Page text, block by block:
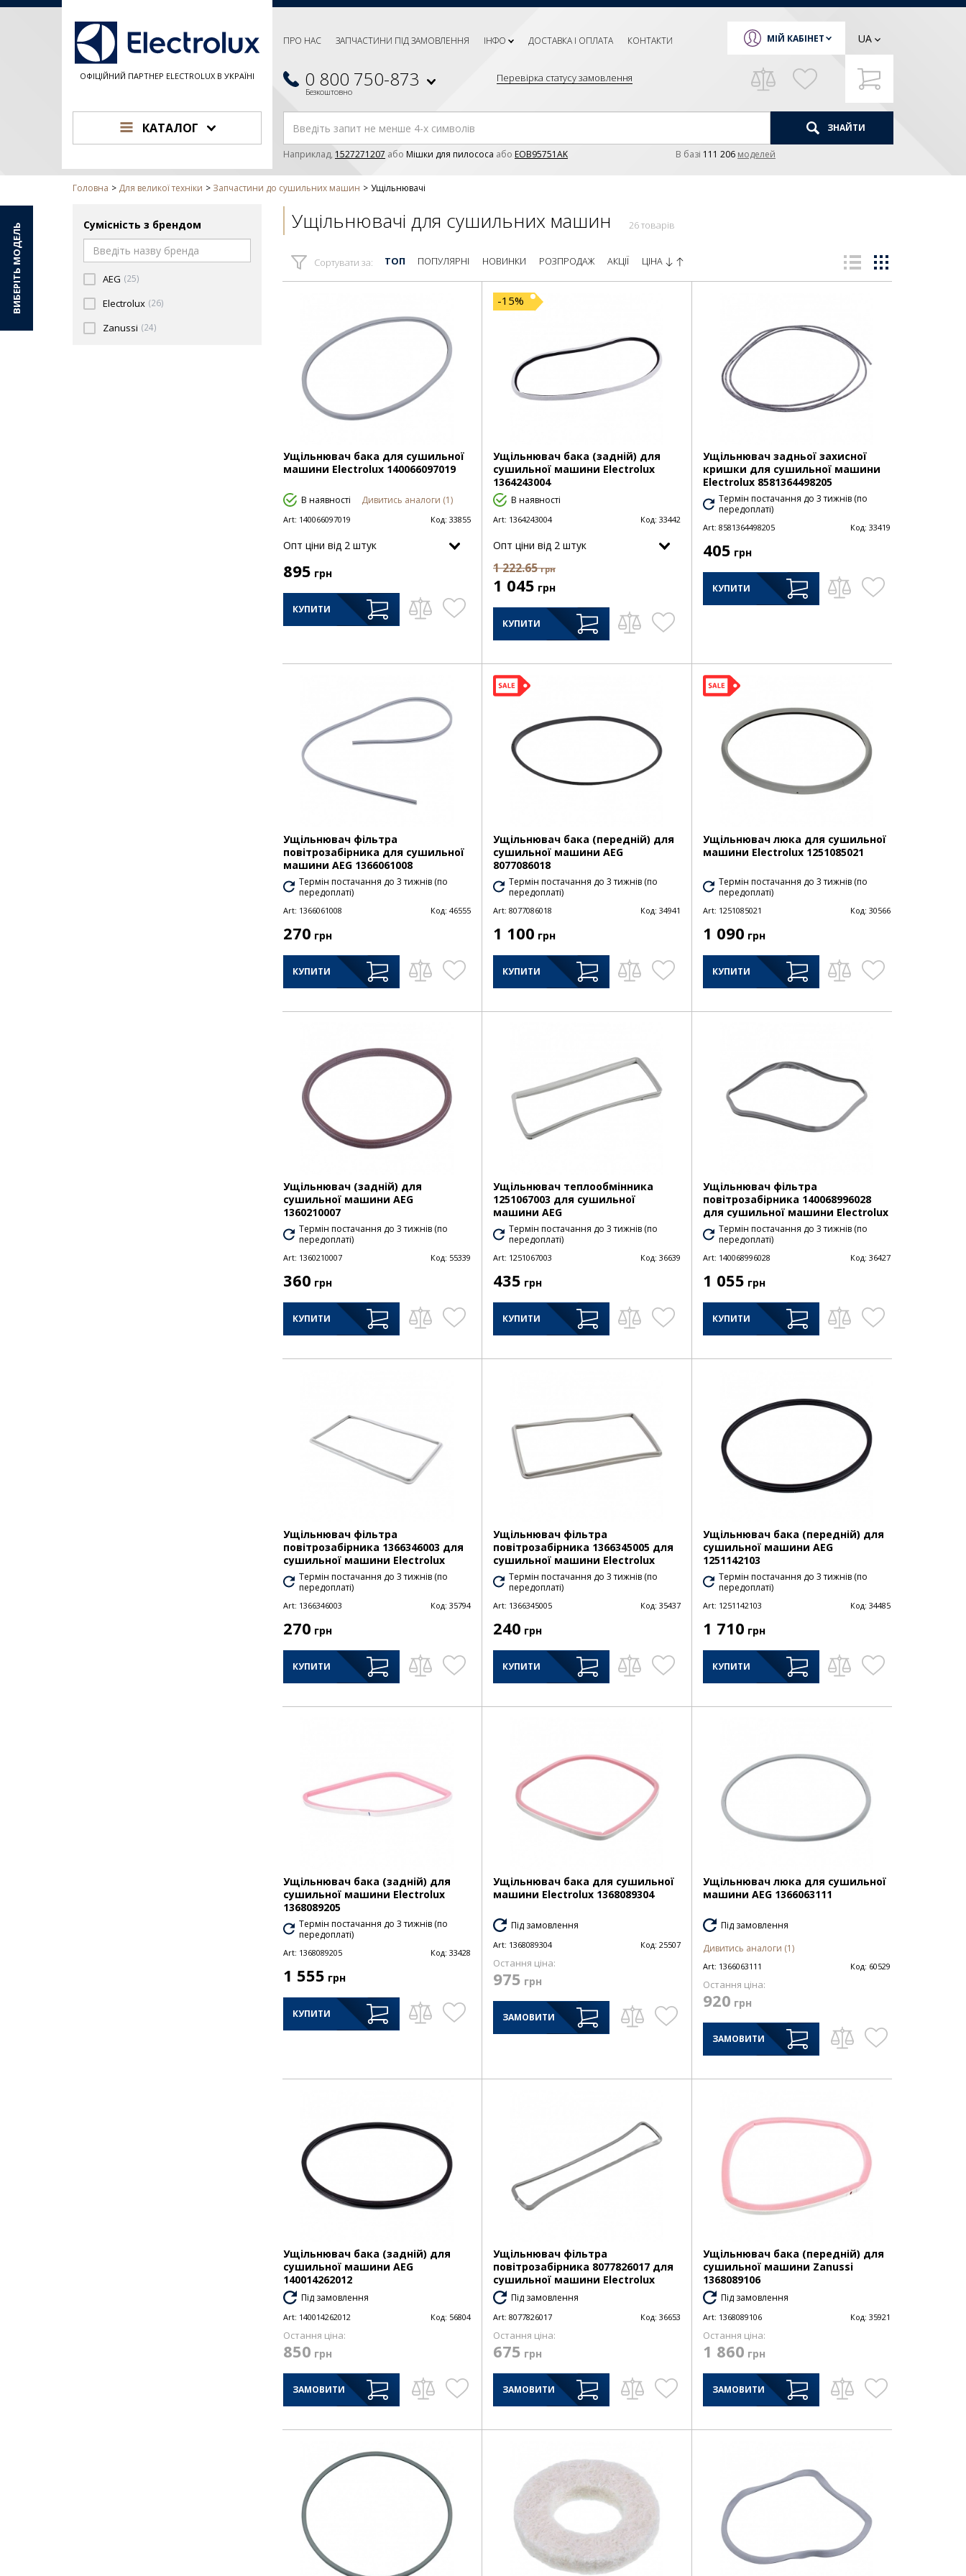
ОФІЦІЙНИЙ ПАРТНЕР ELECTROLUX В УКРАЇНІ
ПРО НАС ЗАПЧАСТИНИ ПІД ЗАМОВЛЕННЯ ІНФО ДОСТАВКА І ОПЛАТА КОНТАКТИ
0 800 750-873
Безкоштовно
Перевірка статусу замовлення
МІЙ КАБІНЕТ UA
КАТАЛОГ ЗНАЙТИ
Наприклад, 1527271207 або Мішки для пилососа або EOB95751AK В базi 111 206 моделей
Головна Для великої техніки Запчастини до сушильних машин Ущільнювачі
Сумісність з брендом
AEG (25)
Electrolux (26)
Zanussi (24)
Ущільнювачі для сушильних машин 26 товарів
Сортувати за: ТОП ПОПУЛЯРНІ НОВИНКИ РОЗПРОДАЖ АКЦІЇ ЦІНА
Ущільнювач бака для сушильної
машини Electrolux 140066097019
В наявності Дивитись аналоги (1)
Art: 140066097019 Код: 33855
Опт цiни від 2 штук
895 грн
КУПИТИ
Ущільнювач бака (задній) для
сушильної машини Electrolux
1364243004
-15%
В наявності
Art: 1364243004 Код: 33442
Опт цiни від 2 штук
1 222.65 грн
1 045 грн
КУПИТИ
Ущільнювач задньої захисної
кришки для сушильної машини
Electrolux 8581364498205
Термін постачання до 3 тижнів (по
передоплаті)
Art: 8581364498205 Код: 33419
405 грн
КУПИТИ
Ущільнювач фільтра
повітрозабірника для сушильної
машини AEG 1366061008
Термін постачання до 3 тижнів (по
передоплаті)
Art: 1366061008 Код: 46555
270 грн
КУПИТИ
Ущільнювач бака (передній) для
сушильної машини AEG
8077086018
Термін постачання до 3 тижнів (по
передоплаті)
Art: 8077086018 Код: 34941
1 100 грн
КУПИТИ
Ущільнювач люка для сушильної
машини Electrolux 1251085021
Термін постачання до 3 тижнів (по
передоплаті)
Art: 1251085021 Код: 30566
1 090 грн
КУПИТИ
Ущільнювач (задній) для
сушильної машини AEG
1360210007
Термін постачання до 3 тижнів (по
передоплаті)
Art: 1360210007 Код: 55339
360 грн
КУПИТИ
Ущільнювач теплообмінника
1251067003 для сушильної
машини AEG
Термін постачання до 3 тижнів (по
передоплаті)
Art: 1251067003 Код: 36639
435 грн
КУПИТИ
Ущільнювач фільтра
повітрозабірника 140068996028
для сушильної машини Electrolux
Термін постачання до 3 тижнів (по
передоплаті)
Art: 140068996028 Код: 36427
1 055 грн
КУПИТИ
Ущільнювач фільтра
повітрозабірника 1366346003 для
сушильної машини Electrolux
Термін постачання до 3 тижнів (по
передоплаті)
Art: 1366346003 Код: 35794
270 грн
КУПИТИ
Ущільнювач фільтра
повітрозабірника 1366345005 для
сушильної машини Electrolux
Термін постачання до 3 тижнів (по
передоплаті)
Art: 1366345005 Код: 35437
240 грн
КУПИТИ
Ущільнювач бака (передній) для
сушильної машини AEG
1251142103
Термін постачання до 3 тижнів (по
передоплаті)
Art: 1251142103 Код: 34485
1 710 грн
КУПИТИ
Ущільнювач бака (задній) для
сушильної машини Electrolux
1368089205
Термін постачання до 3 тижнів (по
передоплаті)
Art: 1368089205 Код: 33428
1 555 грн
КУПИТИ
Ущільнювач бака для сушильної
машини Electrolux 1368089304
Під замовлення
Art: 1368089304 Код: 25507
Остання ціна:
975 грн
ЗАМОВИТИ
Ущільнювач люка для сушильної
машини AEG 1366063111
Під замовлення
Дивитись аналоги (1)
Art: 1366063111 Код: 60529
Остання ціна:
920 грн
ЗАМОВИТИ
Ущільнювач бака (задній) для
сушильної машини AEG
140014262012
Під замовлення
Art: 140014262012 Код: 56804
Остання ціна:
850 грн
ЗАМОВИТИ
Ущільнювач фільтра
повітрозабірника 8077826017 для
сушильної машини Electrolux
Під замовлення
Art: 8077826017 Код: 36653
Остання ціна:
675 грн
ЗАМОВИТИ
Ущільнювач бака (передній) для
сушильної машини Zanussi
1368089106
Під замовлення
Art: 1368089106 Код: 35921
Остання ціна:
1 860 грн
ЗАМОВИТИ
ВИБЕРІТЬ МОДЕЛЬ